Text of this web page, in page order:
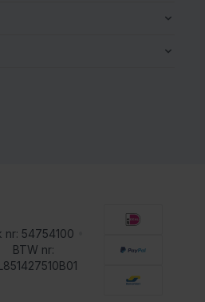
nr: 54754100
BTW nr: